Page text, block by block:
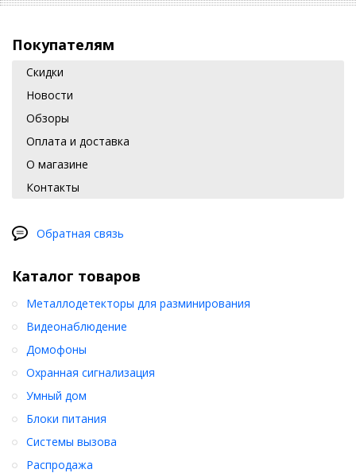
Покупателям
Скидки
Новости
Обзоры
Оплата и доставка
О магазине
Контакты
Обратная связь
Каталог товаров
Металлодетекторы для разминирования
Видеонаблюдение
Домофоны
Охранная сигнализация
Умный дом
Блоки питания
Системы вызова
Распродажа